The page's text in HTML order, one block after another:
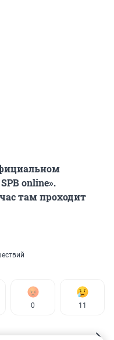
online».
там проходит
0 11